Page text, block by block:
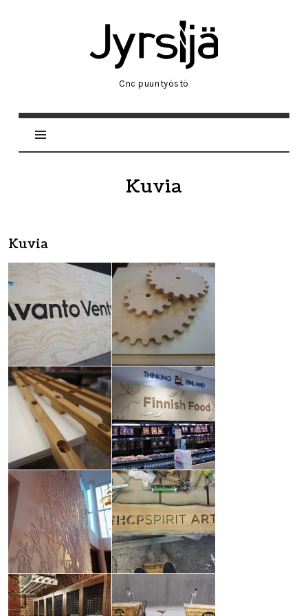
Jyrsijä
Helsinki
Cnc puuntyöstö
Kuvia
Kuvia